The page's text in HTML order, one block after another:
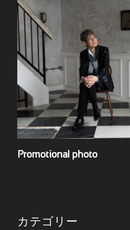
Promotional photo
カテゴリー